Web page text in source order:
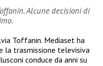
Alcune decisioni di
Toffanin. Mediaset ha
la trasmissione televisiva
conduce da anni su